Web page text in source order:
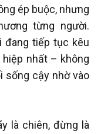
ép buộc, nhưng
từng người.
đang tiếp tục kêu
nhất – không
sống cậy nhờ vào
là chiên, đừng là